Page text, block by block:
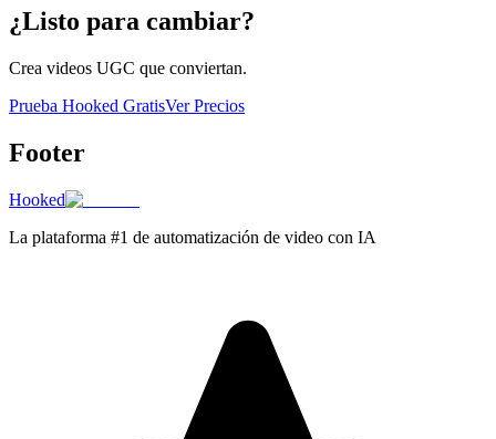
¿Listo para cambiar?
Crea videos UGC que conviertan.
Prueba Hooked GratisVer Precios
Footer
Hooked
La plataforma #1 de automatización de video con IA